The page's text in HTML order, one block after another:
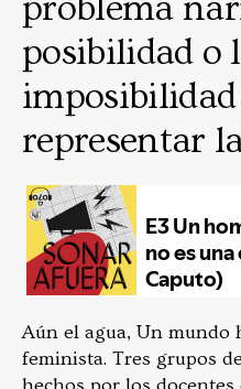
problema
posibilidad o
imposibilidad
representar
Aún el agua, Un mundo
feminista. Tres grupos